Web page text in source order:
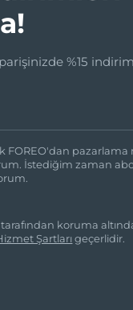
%15
FOREO'dan pazarlama
İstediğim zaman
koruma
Şartlarıgeçerlidir.